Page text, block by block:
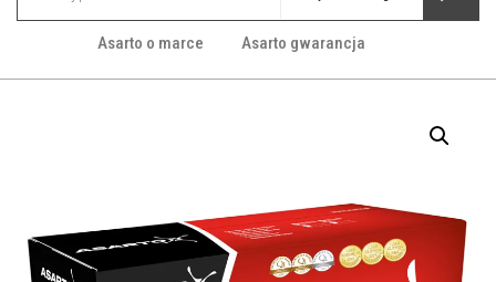
Asarto o marce Asarto gwarancja